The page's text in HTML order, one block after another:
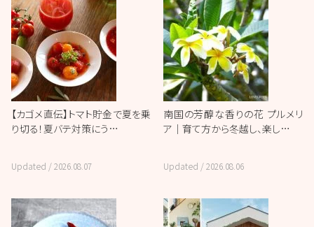
【カゴメ直伝】トマト貯金で夏を乗
り切る！夏バテ対策にう…
Updated /2026.08.07
南国の芳醇な香りの花 プルメリ
ア｜育て方から冬越し、楽し…
Updated /2026.08.06